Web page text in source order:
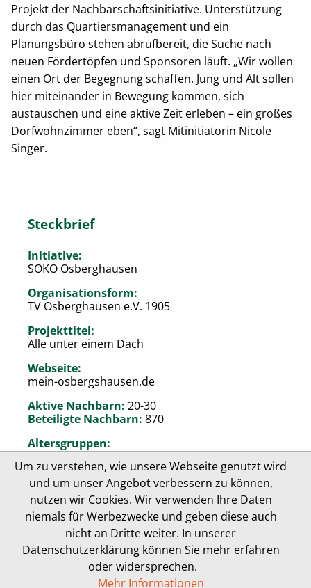
Projekt der Nachbarschaftsinitiative. Unterstützung
durch das Quartiersmanagement und ein
Planungsbüro stehen abrufbereit, die Suche nach
neuen Fördertöpfen und Sponsoren läuft. „Wir wollen
einen Ort der Begegnung schaffen. Jung und Alt sollen
hier miteinander in Bewegung kommen, sich
austauschen und eine aktive Zeit erleben – ein großes
Dorfwohnzimmer eben“, sagt Mitinitiatorin Nicole
Singer.
Steckbrief
Initiative:
SOKO Osberghausen
Organisationsform:
TV Osberghausen e.V. 1905
Projekttitel:
Alle unter einem Dach
Webseite:
mein-osbergshausen.de
Aktive Nachbarn: 20-30
Beteiligte Nachbarn: 870
Altersgruppen:
% jünger als 20: 23
% zwischen 21 und 40: 44
% zwischen 41 und 75: 25
% älter als 75: 8
Um zu verstehen, wie unsere Webseite genutzt wird
und um unser Angebot verbessern zu können,
nutzen wir Cookies. Wir verwenden Ihre Daten
niemals für Werbezwecke und geben diese auch
nicht an Dritte weiter. In unserer
Datenschutzerklärung können Sie mehr erfahren
oder widersprechen.
Mehr Informationen